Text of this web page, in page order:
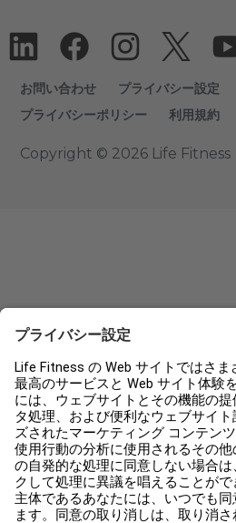
お問い合わせ
プライバシー設定
プライバシーポリシー
利用規約
Copyright © 2026 Life Fitness